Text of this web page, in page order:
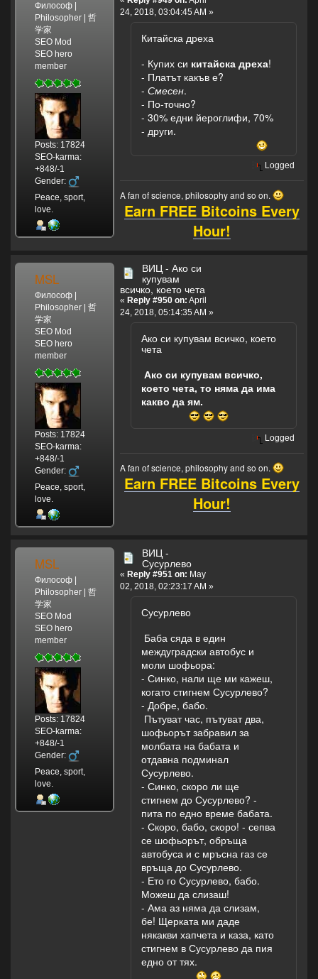
Философ |
Philosopher | 哲
学家
SEO Mod
SEO hero
member
Posts: 17824
SEO-karma:
+848/-1
Gender:
Peace, sport,
love.
24, 2018, 03:04:45 AM »
Китайска дреха
- Купих си китайска дреха!
- Платът какъв е?
- Смесен.
- По-точно?
- 30% едни йероглифи, 70%
- други.
Logged
A fan of science, philosophy and so on.
Earn FREE Bitcoins Every
Hour!
MSL
Философ |
Philosopher | 哲
学家
SEO Mod
SEO hero
member
Posts: 17824
SEO-karma:
+848/-1
Gender:
Peace, sport,
love.
ВИЦ - Ако си
купувам
всичко, което чета
« Reply #950 on: April
24, 2018, 05:14:35 AM »
Ако си купувам всичко, което
чета
Ако си купувам всичко,
което чета, то няма да има
какво да ям.
Logged
A fan of science, philosophy and so on.
Earn FREE Bitcoins Every
Hour!
MSL
Философ |
Philosopher | 哲
学家
SEO Mod
SEO hero
member
Posts: 17824
SEO-karma:
+848/-1
Gender:
Peace, sport,
love.
ВИЦ -
Сусурлево
« Reply #951 on: May
02, 2018, 02:23:17 AM »
Сусурлево
Баба сяда в един
междуградски автобус и
моли шофьора:
- Синко, нали ще ми кажеш,
когато стигнем Сусурлево?
- Добре, бабо.
Пътуват час, пътуват два,
шофьорът забравил за
молбата на бабата и
отдавна подминал
Сусурлево.
- Синко, скоро ли ще
стигнем до Сусурлево? -
пита по едно време бабата.
- Скоро, бабо, скоро! - сепва
се шофьорът, обръща
автобуса и с мръсна газ се
връща до Сусурлево.
- Ето го Сусурлево, бабо.
Можеш да слизаш!
- Ама аз няма да слизам,
бе! Щерката ми даде
някакви хапчета и каза, като
стигнем в Сусурлево да пия
едно от тях.